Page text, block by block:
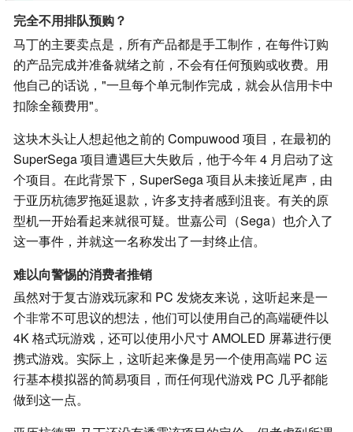
完全不用排队预购？
马丁的主要卖点是，所有产品都是手工制作，在每件订购
的产品完成并准备就绪之前，不会有任何预购或收费。用
他自己的话说，"一旦每个单元制作完成，就会从信用卡中
扣除全额费用"。
这块木头让人想起他之前的 Compuwood 项目，在最初的
SuperSega 项目遭遇巨大失败后，他于今年 4 月启动了这
个项目。在此背景下，SuperSega 项目从未接近尾声，由
于亚历杭德罗拖延退款，许多支持者感到沮丧。有关的原
型机一开始看起来就很可疑。世嘉公司（Sega）也介入了
这一事件，并就这一名称发出了一封终止信。
难以向警惕的消费者推销
虽然对于复古游戏玩家和 PC 发烧友来说，这听起来是一
个非常不可思议的想法，他们可以使用自己的高端硬件以
4K 格式玩游戏，还可以使用小尺寸 AMOLED 屏幕进行便
携式游戏。实际上，这听起来像是另一个使用高端 PC 运
行基本模拟器的简易项目，而任何现代游戏 PC 几乎都能
做到这一点。